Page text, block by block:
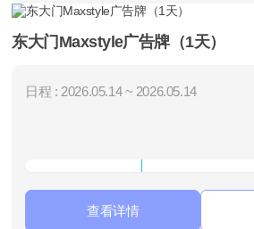
东大门Maxstyle广告牌（1天）
日程 : 2026.05.14 ~ 2026.05.14
查看详情